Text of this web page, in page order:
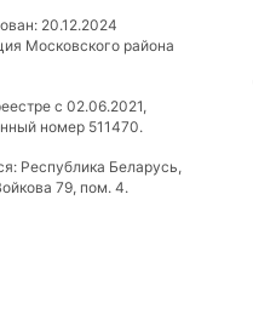
20.12.2024
Московского района
с 02.06.2021,
номер 511470.
Республика Беларусь,
79, пом. 4.